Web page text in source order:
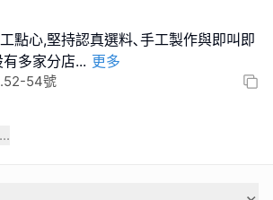
點心,堅持認真選料､手工製作與即叫即
多家分店... 更多
54號